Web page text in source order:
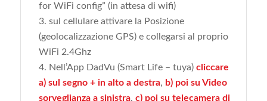
for WiFi config” (in attesa di wifi)
sul cellulare attivare la Posizione
(geolocalizzazione GPS) e collegarsi al proprio
WiFi 2.4Ghz
Nell’App DadVu (Smart Life – tuya) cliccare
a) sul segno + in alto a destra, b) poi su Video
sorveglianza a sinistra, c) poi su telecamera di